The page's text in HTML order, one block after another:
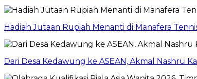
Hadiah Jutaan Rupiah Menanti di Manafera
Dari Desa Kedawung ke ASEAN, Akmal Nashru